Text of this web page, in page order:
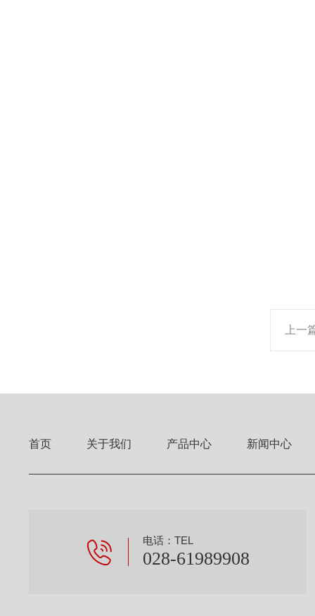
上一
首页 关于我们 产品中心 新闻中心
电话：TEL
028-61989908